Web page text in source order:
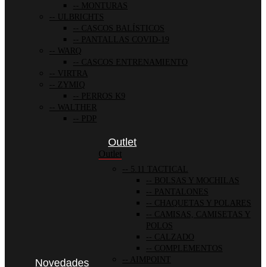
MONTURAS
ULBRICHTS
CASCOS BALÍSTICOS
PANTALLAS COVID-19
WARQ
CASCOS ENTRENAMIENTO
VIRTRA
ZYMIQ
PERROS K9
WALTHER
PDP
Novedades
Outlet
Outlet
5.11 TACTICAL
BOLSAS Y MOCHILAS
PANTALONES
CHAQUETAS Y POLARES
CAMISAS, CAMISETAS Y
POLOS
CALZADO
COMPLEMENTOS
AIMPOINT